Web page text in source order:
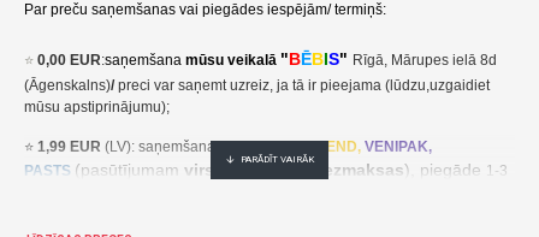
Par preču saņemšanas vai piegādes iespējām/ termiņš:
⭐ 0,00 EUR:saņemšana mūsu veikalā "BĒBIS" Rīgā, Mārupes ielā 8d
(Āgenskalns)/preci var saņemt uzreiz, ja tā ir pieejama (lūdzu,uzgaidiet
mūsu apstiprinājumu);
⭐ 1,99 EUR (LV): saņemšana pakomātā SEND, VENIPAK,
PASTS (pasūtījumam virs 30,00 EUR- bezmaksas), piegāde 1-3
⭐2,49 EUR(LT, EE): saņemšana pakomātā